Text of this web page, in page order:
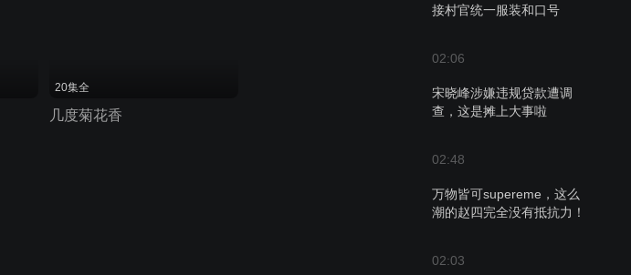
接村官统一服装和口号
02:06
宋晓峰涉嫌违规贷款遭调
查，这是摊上大事啦
02:48
万物皆可supereme，这么
潮的赵四完全没有抵抗力！
02:03
20集全
几度菊花香